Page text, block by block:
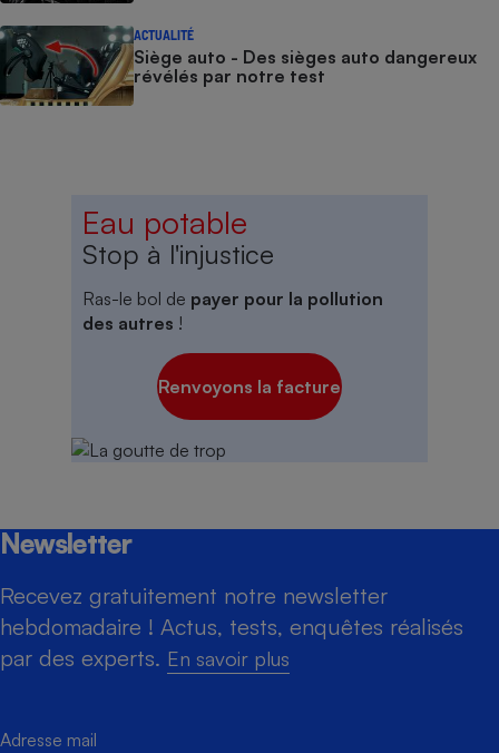
ACTUALITÉ
Siège auto - Des sièges auto dangereux
révélés par notre test
Eau potable
Stop à l'injustice
Ras-le bol de payer pour la pollution
des autres !
Renvoyons la facture
Newsletter
Recevez gratuitement notre newsletter
hebdomadaire ! Actus, tests, enquêtes réalisés
par des experts. En savoir plus
Adresse mail